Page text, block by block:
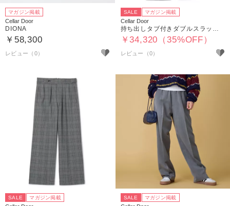
マガジン掲載
Cellar Door
DIONA
￥58,300
SALE マガジン掲載
Cellar Door
持ち出しタブ付きダブルスラックス
￥34,320（35%OFF）
SALE マガジン掲載 SALE マガジン掲載